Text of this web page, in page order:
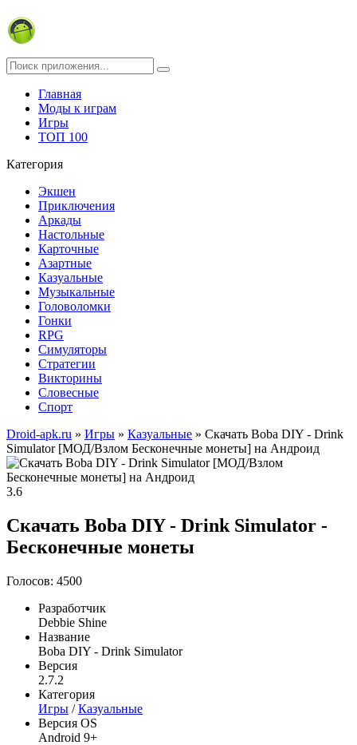
Главная
Моды к играм
Игры
ТОП 100
Категория
Экшен
Приключения
Аркады
Настольные
Карточные
Азартные
Казуальные
Музыкальные
Головоломки
Гонки
RPG
Симуляторы
Стратегии
Викторины
Словесные
Спорт
Droid-apk.ru » Игры » Казуальные » Скачать Boba DIY - Drink
Simulator [МОД/Взлом Бесконечные монеты] на Андроид
3.6
Скачать Boba DIY - Drink Simulator -
Бесконечные монеты
Голосов: 4500
Разработчик
Debbie Shine
Название
Boba DIY - Drink Simulator
Версия
2.7.2
Категория
Игры /Казуальные
Версия OS
Android 9+